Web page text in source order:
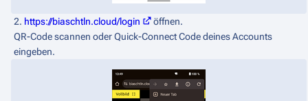
2. https://biaschtln.cloud/login
öffnen.
QR-Code scannen oder Quick-Connect Code deines Accounts
eingeben.